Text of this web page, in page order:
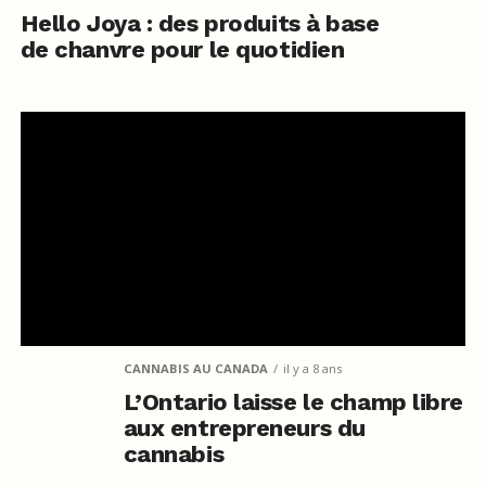
Hello Joya : des produits à base
de chanvre pour le quotidien
CANNABIS AU CANADA il y a 8 ans
L’Ontario laisse le champ libre
aux entrepreneurs du
cannabis